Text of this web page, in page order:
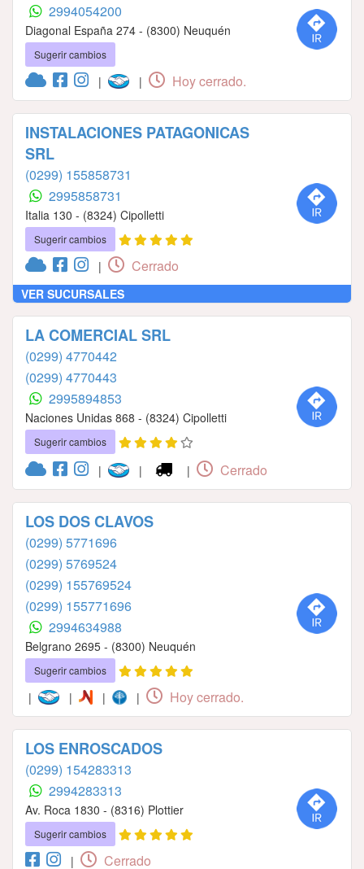
2994054200
Diagonal España 274 - (8300) Neuquén
Sugerir cambios
| | Hoy cerrado.
INSTALACIONES PATAGONICAS
SRL
(0299) 155858731
2995858731
Italia 130 - (8324) Cipolletti
Sugerir cambios
| Cerrado
VER SUCURSALES
LA COMERCIAL SRL
(0299) 4770442
(0299) 4770443
2995894853
Naciones Unidas 868 - (8324) Cipolletti
Sugerir cambios
| | | Cerrado
LOS DOS CLAVOS
(0299) 5771696
(0299) 5769524
(0299) 155769524
(0299) 155771696
2994634988
Belgrano 2695 - (8300) Neuquén
Sugerir cambios
| | | | Hoy cerrado.
LOS ENROSCADOS
(0299) 154283313
2994283313
Av. Roca 1830 - (8316) Plottier
Sugerir cambios
| Cerrado